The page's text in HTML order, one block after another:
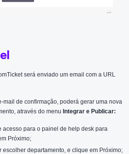
será enviado um email com a URL
mail de confirmação, poderá gerar uma nova
através do menu Integrar e Publicar:
acesso para o painel de help desk para
Próximo;
escolher departamento, e clique em Próximo;